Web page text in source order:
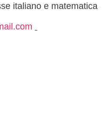
italiano e matematica